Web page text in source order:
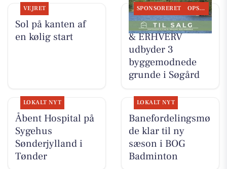
VEJRET
Sol på kanten af
en kølig start
SPONSORERET OPSLAGSTAVLEN
EJENHOLM BOLIG
& ERHVERV
udbyder 3
byggemodnede
grunde i Søgård
LOKALT NYT
Åbent Hospital på
Sygehus
Sønderjylland i
Tønder
LOKALT NYT
Banefordelingsmø
de klar til ny
sæson i BOG
Badminton